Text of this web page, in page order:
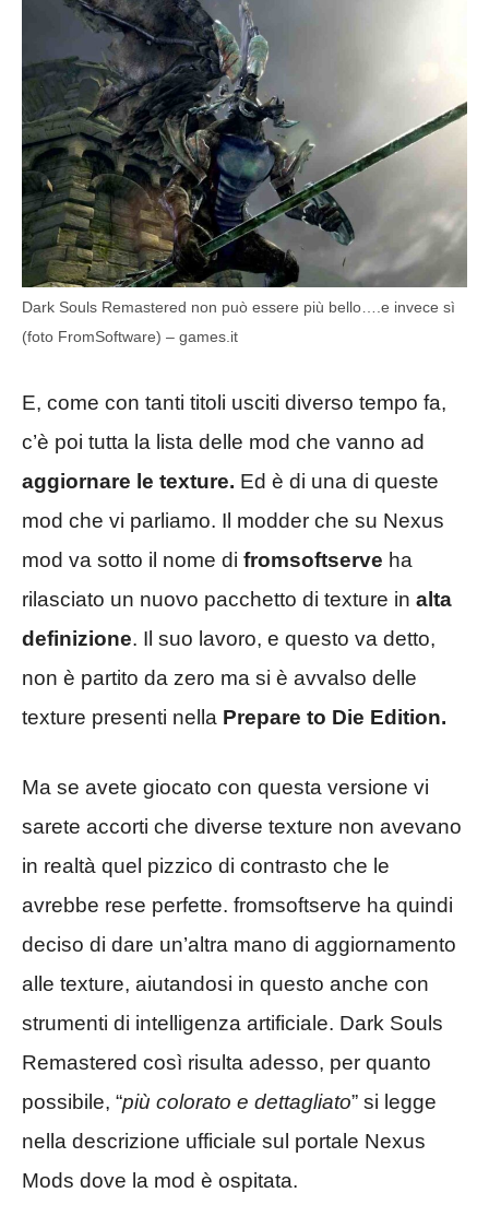
Dark Souls Remastered non può essere più bello….e invece sì
(foto FromSoftware) – games.it
E, come con tanti titoli usciti diverso tempo fa,
c’è poi tutta la lista delle mod che vanno ad
aggiornare le texture. Ed è di una di queste
mod che vi parliamo. Il modder che su Nexus
mod va sotto il nome di fromsoftserve ha
rilasciato un nuovo pacchetto di texture in alta
definizione. Il suo lavoro, e questo va detto,
non è partito da zero ma si è avvalso delle
texture presenti nella Prepare to Die Edition.
Ma se avete giocato con questa versione vi
sarete accorti che diverse texture non avevano
in realtà quel pizzico di contrasto che le
avrebbe rese perfette. fromsoftserve ha quindi
deciso di dare un’altra mano di aggiornamento
alle texture, aiutandosi in questo anche con
strumenti di intelligenza artificiale. Dark Souls
Remastered così risulta adesso, per quanto
possibile, “più colorato e dettagliato” si legge
nella descrizione ufficiale sul portale Nexus
Mods dove la mod è ospitata.